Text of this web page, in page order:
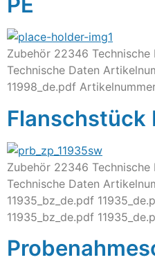
Zubehör 22346
Technische Daten
11998_de.pdf
Flanschstück
Zubehör 22346
Technische Daten
11935_bz_de.pdf
11935_bz_de.pdf